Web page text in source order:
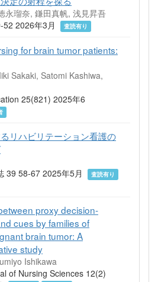
永瑠奈, 鎌田真帆, 浅見昇吾
2026年3月
査読有り
for brain tumor patients:
Sakaki, Satomi Kashiwa,
25(821) 2025年6
リハビリテーション看護の
39 58-67 2025年5月
査読有り
proxy decision-
cues by families of
brain tumor: A
study
Ishikawa
of Nursing Sciences 12(2)